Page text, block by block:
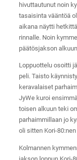
hivuttautunut noin
tasaisinta vääntöä
aikana näytti
rinnalle. Noin
päätösjakson
Loppuottelu osoitti
peli. Taisto
keravalaiset
JyWe kuroi
toisen alkuun teki
parhaimmillaan jo
oli sitten Kori-
Kolmannen